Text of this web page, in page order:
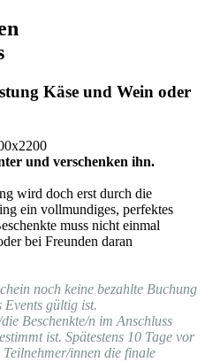
Käse und Wein oder
und verschenken ihn.
wird doch erst durch die
ein vollmundiges, perfektes
muss nicht einmal
bei Freunden daran
noch keine bezahlte Buchung
gültig ist.
Beschenkte/n im Anschluss
ist. Spätestens 10 Tage vor
innen die finale